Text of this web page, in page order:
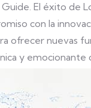
El éxito de
con la
ofrecer nuevas
y